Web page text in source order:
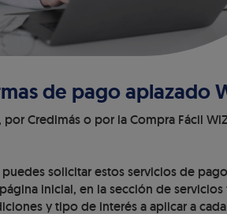
de pago aplazado
Credimás o por la Compra Fácil
solicitar estos servicios de
inicial, en la sección de
y tipo de interés a aplicar a